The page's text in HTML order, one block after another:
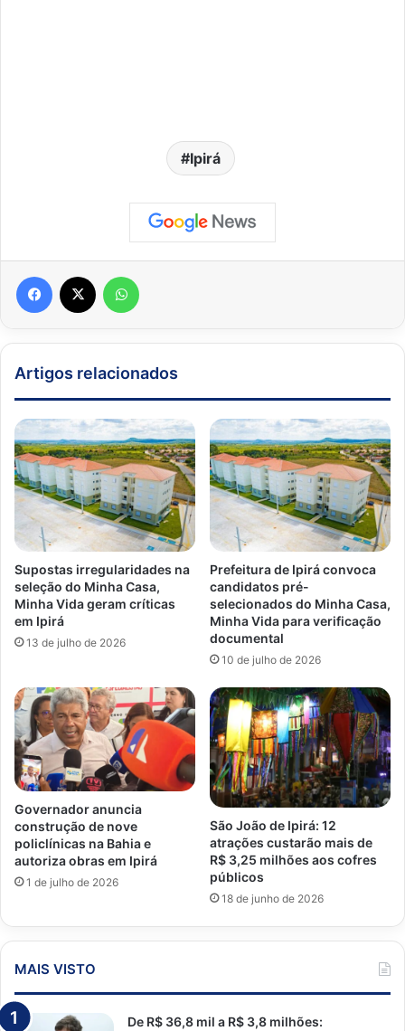
Ipirá
Facebook
Artigos relacionados
Supostas irregularidades na
seleção do Minha Casa,
Minha Vida geram críticas
em Ipirá
13 de julho de 2026
Prefeitura de Ipirá convoca
candidatos pré-
selecionados do Minha Casa,
Minha Vida para verificação
documental
10 de julho de 2026
Governador anuncia
construção de nove
policlínicas na Bahia e
autoriza obras em Ipirá
1 de julho de 2026
São João de Ipirá: 12
atrações custarão mais de
R$ 3,25 milhões aos cofres
públicos
18 de junho de 2026
MAIS VISTO
De R$ 36,8 mil a R$ 3,8 milhões: